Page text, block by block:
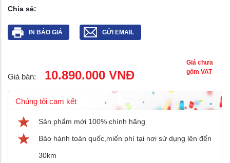
Chia sẻ:
IN BÁO GIÁ GỬI EMAIL
Giá bán: 10.890.000 VNĐ
Giá chưa
gồm VAT
Chúng tôi cam kết
Sản phẩm mới 100% chính hãng
Bảo hành toàn quốc,miến phí tại nơi sử dụng lên đến
30km